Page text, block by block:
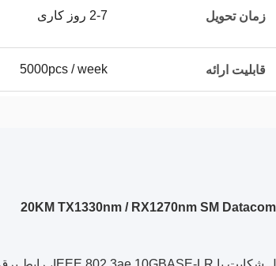
زمان تحویل 2-7 روز کاری
قابلیت ارائه 5000pcs / week